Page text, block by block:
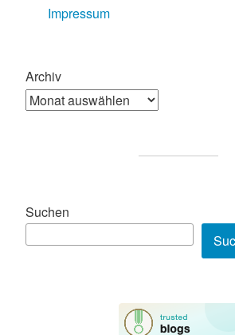
Impressum
Archiv
Suchen